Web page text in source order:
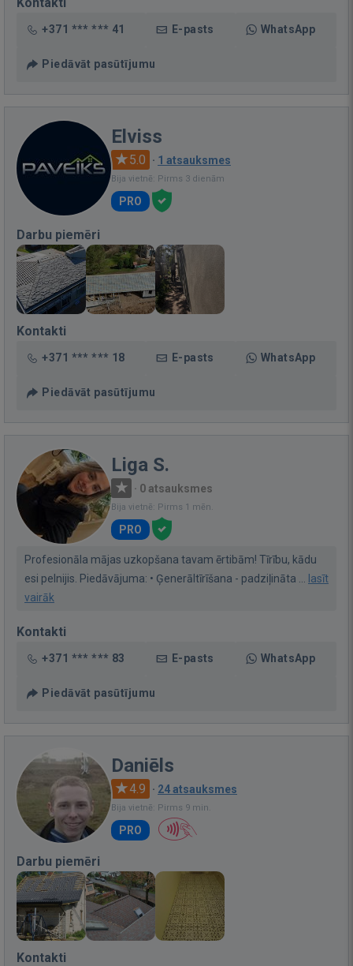
+371 *** *** 41 E-pasts WhatsApp
Piedāvāt pasūtījumu
Elviss
5.0 · 1 atsauksmes
Bija vietnē: Pirms 3 dienām
PRO
Darbu piemēri
Kontakti
+371 *** *** 18 E-pasts WhatsApp
Piedāvāt pasūtījumu
Liga S.
· 0 atsauksmes
Bija vietnē: Pirms 1 mēn.
PRO
Profesionāla mājas uzkopšana tavam ērtibām! Tīrību, kādu
esi pelnijis. Piedāvājuma: • Ģenerāltīrīšana - padziļināta ... lasīt
vairāk
Kontakti
+371 *** *** 83 E-pasts WhatsApp
Piedāvāt pasūtījumu
Daniēls
4.9 · 24 atsauksmes
Bija vietnē: Pirms 9 min.
PRO
Darbu piemēri
Kontakti